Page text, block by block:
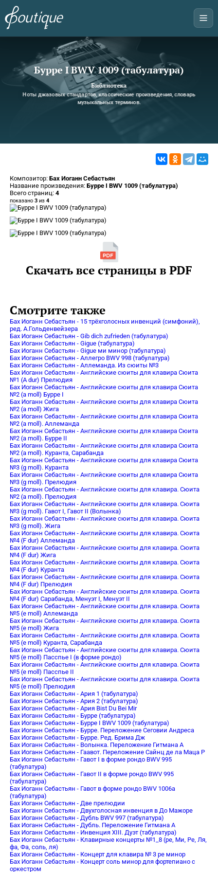
Бурре I BWV 1009 (табулатура)
Библиотека
Ноты джазовых стандартов, классические произведения, словарь
музыкальных терминов.
Композитор: Бах Иоганн Себастьян
Название произведения: Бурре I BWV 1009 (табулатура)
Всего страниц: 4
показано 3 из 4
Скачать все страницы в PDF
Смотрите также
Бах Иоганн Себастьян - 15 трёхголосных инвенций (симфоний),
ред. А.Гольденвейзера
Бах Иоганн Себастьян - Gib dich zufrieden (табулатура)
Бах Иоганн Себастьян - Gigue (табулатура)
Бах Иоганн Себастьян - Gigue ми минор (табулатура)
Бах Иоганн Себастьян - Аллегро BWV 998 (табулатура)
Бах Иоганн Себастьян - Аллеманда. Из сюиты №3
Бах Иоганн Себастьян - Английские сюиты для клавира Сюита
№1 (A dur) Прелюдия
Бах Иоганн Себастьян - Английские сюиты для клавира Сюита
№2 (a moll) Бурре I
Бах Иоганн Себастьян - Английские сюиты для клавира Сюита
№2 (a moll) Жига
Бах Иоганн Себастьян - Английские сюиты для клавира Сюита
№2 (a moll). Аллеманда
Бах Иоганн Себастьян - Английские сюиты для клавира Сюита
№2 (a moll). Бурре II
Бах Иоганн Себастьян - Английские сюиты для клавира Сюита
№2 (a moll). Куранта, Сарабанда
Бах Иоганн Себастьян - Английские сюиты для клавира Сюита
№3 (g moll). Куранта
Бах Иоганн Себастьян - Английские сюиты для клавира Сюита
№3 (g moll). Прелюдия
Бах Иоганн Себастьян - Английские сюиты для клавира. Сюита
№2 (a moll). Прелюдия
Бах Иоганн Себастьян - Английские сюиты для клавира. Сюита
№3 (g moll). Гавот I, Гавот II (Волынка)
Бах Иоганн Себастьян - Английские сюиты для клавира. Сюита
№3 (g moll). Жига
Бах Иоганн Себастьян - Английские сюиты для клавира. Сюита
№4 (F dur) Аллеманда
Бах Иоганн Себастьян - Английские сюиты для клавира. Сюита
№4 (F dur) Жига
Бах Иоганн Себастьян - Английские сюиты для клавира. Сюита
№4 (F dur) Куранта
Бах Иоганн Себастьян - Английские сюиты для клавира. Сюита
№4 (F dur) Прелюдия
Бах Иоганн Себастьян - Английские сюиты для клавира. Сюита
№4 (F dur) Сарабанда, Менуэт I, Менуэт II
Бах Иоганн Себастьян - Английские сюиты для клавира. Сюита
№5 (e moll) Аллеманда
Бах Иоганн Себастьян - Английские сюиты для клавира. Сюита
№5 (e moll) Жига
Бах Иоганн Себастьян - Английские сюиты для клавира. Сюита
№5 (e moll) Куранта, Сарабанда
Бах Иоганн Себастьян - Английские сюиты для клавира. Сюита
№5 (e moll) Пасспье I (в форме рондо)
Бах Иоганн Себастьян - Английские сюиты для клавира. Сюита
№5 (e moll) Пасспье II
Бах Иоганн Себастьян - Английские сюиты для клавира. Сюита
№5 (e moll) Прелюдия
Бах Иоганн Себастьян - Ария 1 (табулатура)
Бах Иоганн Себастьян - Ария 2 (табулатура)
Бах Иоганн Себастьян - Ария Bist Du Bei Mir
Бах Иоганн Себастьян - Бурре (табулатура)
Бах Иоганн Себастьян - Бурре I BWV 1009 (табулатура)
Бах Иоганн Себастьян - Бурре. Переложение Сеговии Андреса
Бах Иоганн Себастьян - Бурре. Ред. Брима Дж
Бах Иоганн Себастьян - Волынка. Переложение Гитмана А
Бах Иоганн Себастьян - Гаавот. Переложение Сайнц де ла Маца Р
Бах Иоганн Себастьян - Гавот I в форме рондо BWV 995
(табулатура)
Бах Иоганн Себастьян - Гавот II в форме рондо BWV 995
(табулатура)
Бах Иоганн Себастьян - Гавот в форме рондо BWV 1006a
(табулатура)
Бах Иоганн Себастьян - Две прелюдии
Бах Иоганн Себастьян - Двухголосная инвенция в До Мажоре
Бах Иоганн Себастьян - Дубль BWV 997 (табулатура)
Бах Иоганн Себастьян - Дубль. Переложение Гитмана А
Бах Иоганн Себастьян - Инвенция XIII. Дуэт (табулатура)
Бах Иоганн Себастьян - Клавирные концерты №1_8 (ре, Ми, Ре, Ля,
фа, Фа, соль, ля)
Бах Иоганн Себастьян - Концерт для клавира № 3 pе минор
Бах Иоганн Себастьян - Концерт соль минор для фортепиано с
оркестром